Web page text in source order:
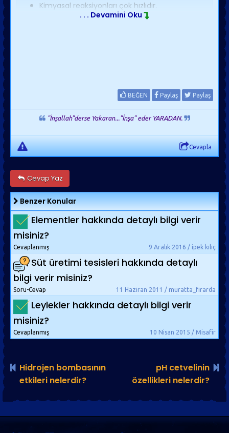
Kimyasal reaksiyonları çok hızlıdır.
Yüksek sıcaklık ve enerji yoğunluğuna sahiptir.
Jüpiter"in iyon küresi
yıldızlar arası ortam
Dünyada Görülen Plazmalar:
Şimşek
Magma
Yıldırım
İyonosfer
Kuzey ve güney kutup ışıkları
İnsan Yapımı Plazmalar:
Plazma topu
Florosan lambalar
Alev
Füzyon Çalışmaları
. . . Devamini Oku
BEĞEN Paylaş Paylaş
"İnşallah"derse Yakaran..."İnşa" eder YARADAN.
Cevapla
Cevap Yaz
Benzer Konular
Elementler hakkında detaylı bilgi verir
misiniz?
9 Aralık 2016 / ipek kılıç
Cevaplanmış
Süt üretimi tesisleri hakkında detaylı
bilgi verir misiniz?
11 Haziran 2011 / muratta_firarda
Soru-Cevap
Leylekler hakkında detaylı bilgi verir
misiniz?
10 Nisan 2015 / Misafir
Cevaplanmış
Hidrojen bombasının
etkileri nelerdir?
pH cetvelinin
özellikleri nelerdir?